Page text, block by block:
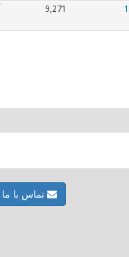
9,271
تماس با ما